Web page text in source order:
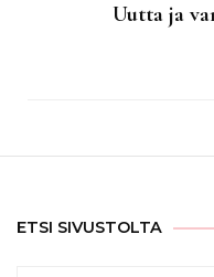
Uutta ja
ETSI SIVUSTOLTA